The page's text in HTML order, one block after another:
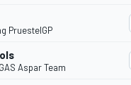
PruestelGP
Aspar Team